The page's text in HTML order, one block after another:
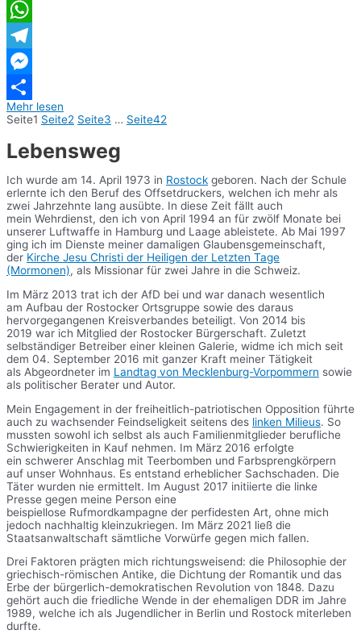
Twitter
WhatsApp
Telegram
Messenger
Teilen
Mehr lesen
Seite1 Seite2 Seite3 … Seite42
Lebensweg
Ich wurde am 14. April 1973 in Rostock geboren. Nach der Schule
erlernte ich den Beruf des Offsetdruckers, welchen ich mehr als
zwei Jahrzehnte lang ausübte. In diese Zeit fällt auch
mein Wehrdienst, den ich von April 1994 an für zwölf Monate bei
unserer Luftwaffe in Hamburg und Laage ableistete. Ab Mai 1997
ging ich im Dienste meiner damaligen Glaubensgemeinschaft,
der Kirche Jesu Christi der Heiligen der Letzten Tage
(Mormonen), als Missionar für zwei Jahre in die Schweiz.
Im März 2013 trat ich der AfD bei und war danach wesentlich
am Aufbau der Rostocker Ortsgruppe sowie des daraus
hervorgegangenen Kreisverbandes beteiligt. Von 2014 bis
2019 war ich Mitglied der Rostocker Bürgerschaft. Zuletzt
selbständiger Betreiber einer kleinen Galerie, widme ich mich seit
dem 04. September 2016 mit ganzer Kraft meiner Tätigkeit
als Abgeordneter im Landtag von Mecklenburg-Vorpommern sowie
als politischer Berater und Autor.
Mein Engagement in der freiheitlich-patriotischen Opposition führte
auch zu wachsender Feindseligkeit seitens des linken Milieus. So
mussten sowohl ich selbst als auch Familienmitglieder berufliche
Schwierigkeiten in Kauf nehmen. Im März 2016 erfolgte
ein schwerer Anschlag mit Teerbomben und Farbsprengkörpern
auf unser Wohnhaus. Es entstand erheblicher Sachschaden. Die
Täter wurden nie ermittelt. Im August 2017 initiierte die linke
Presse gegen meine Person eine
beispiellose Rufmordkampagne der perfidesten Art, ohne mich
jedoch nachhaltig kleinzukriegen. Im März 2021 ließ die
Staatsanwaltschaft sämtliche Vorwürfe gegen mich fallen.
Drei Faktoren prägten mich richtungsweisend: die Philosophie der
griechisch-römischen Antike, die Dichtung der Romantik und das
Erbe der bürgerlich-demokratischen Revolution von 1848. Dazu
gehört auch die friedliche Wende in der ehemaligen DDR im Jahre
1989, welche ich als Jugendlicher in Berlin und Rostock miterleben
durfte.